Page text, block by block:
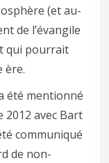
(et au-
de l’évangile
qui pourrait
ère.
été mentionné
2012 avec Bart
communiqué
de non-